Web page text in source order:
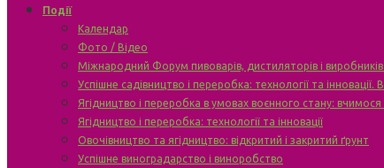
Події
Календар
Фото / Відео
Міжнародний Форум пивоварів, дистиляторів і виробників
Успішне садівництво і переробка: технології та
Ягідництво і переробка в умовах воєнного стану:
Ягідництво і переробка: технології та інновації
Овочівництво та ягідництво: відкритий і закритий ґрунт
Успішне виноградарство і виноробство